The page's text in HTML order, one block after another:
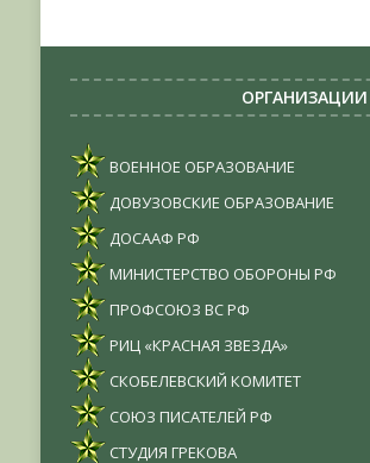
ОРГАНИЗАЦИИ
ВОЕННОЕ ОБРАЗОВАНИЕ
ДОВУЗОВСКИЕ ОБРАЗОВАНИЕ
ДОСААФ РФ
МИНИСТЕРСТВО ОБОРОНЫ РФ
ПРОФСОЮЗ ВС РФ
РИЦ «КРАСНАЯ ЗВЕЗДА»
СКОБЕЛЕВСКИЙ КОМИТЕТ
СОЮЗ ПИСАТЕЛЕЙ РФ
СТУДИЯ ГРЕКОВА